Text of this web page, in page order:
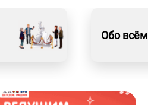
Обо всём